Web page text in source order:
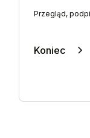
Przegląd,
Koniec